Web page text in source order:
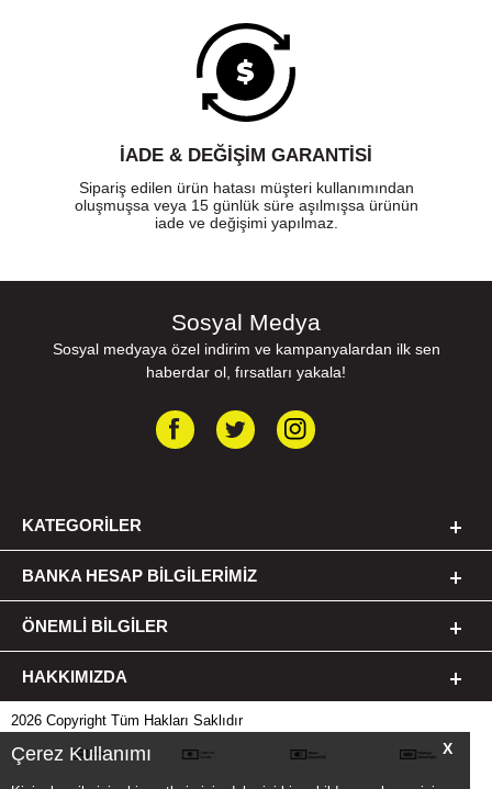
X
Çerez Kullanımı
İADE & DEĞİŞİM GARANTİSİ
Sipariş edilen ürün hatası müşteri kullanımından
oluşmuşsa veya 15 günlük süre aşılmışsa ürünün
iade ve değişimi yapılmaz.
Sosyal Medya
Sosyal medyaya özel indirim ve kampanyalardan ilk sen
haberdar ol, fırsatları yakala!
KATEGORILER
BANKA HESAP BILGILERIMIZ
ÖNEMLI BILGILER
HAKKIMIZDA
2026 Copyright Tüm Hakları Saklıdır